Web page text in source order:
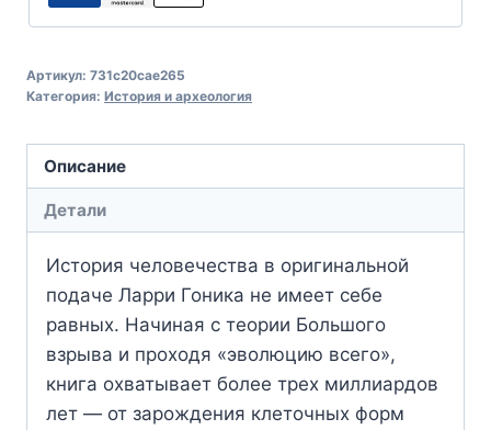
Артикул: 731c20cae265
Категория: История и археология
Описание
Детали
История человечества в оригинальной
подаче Ларри Гоника не имеет себе
равных. Начиная с теории Большого
взрыва и проходя «эволюцию всего»,
книга охватывает более трех миллиардов
лет — от зарождения клеточных форм